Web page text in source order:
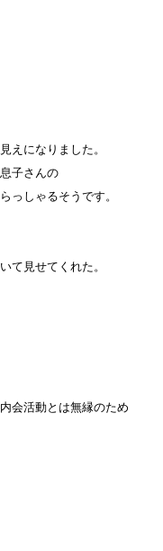
えになりました。
子さんの
っしゃるそうです。
て見せてくれた。
会活動とは無縁のため